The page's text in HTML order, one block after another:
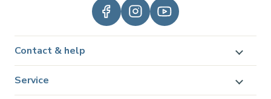
Contact & help
Service